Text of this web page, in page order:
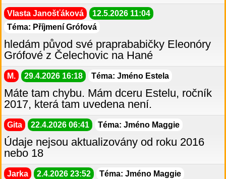
Vlasta Janošťáková
12.5.2026 11:04
Téma: Příjmení Grófová
hledám původ své praprababičky Eleonóry
Grófové z Čelechovic na Hané
M. 29.4.2026 16:18 Téma: Jméno Estela
Máte tam chybu. Mám dceru Estelu, ročník
2017, která tam uvedena není.
Gita 22.4.2026 06:41 Téma: Jméno Maggie
Údaje nejsou aktualizovány od roku 2016
nebo 18
Jarka 2.4.2026 23:52 Téma: Jméno Maggie